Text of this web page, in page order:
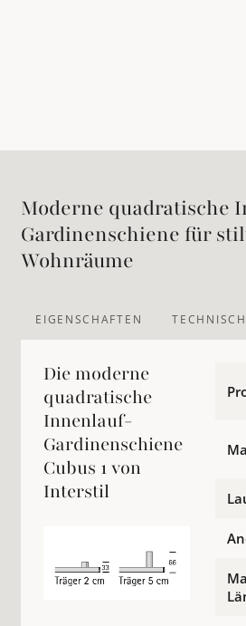
Moderne quadratische
Gardinenschiene für
Wohnräume
EIGENSCHAFTEN
Die moderne
quadratische
Innenlauf-
Gardinenschiene
Cubus 1 von
Interstil